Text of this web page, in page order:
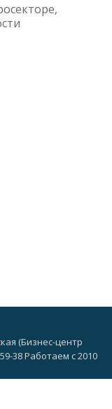
(Бизнес-центр
38 Работаем с 2010